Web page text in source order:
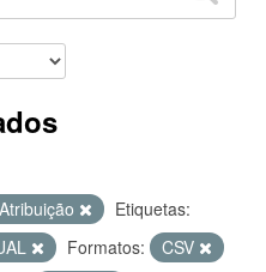
Etiquetas:
Formatos:
CSV